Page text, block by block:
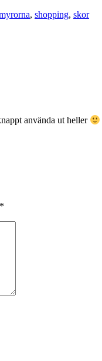
, shopping, skor
använda ut heller
*